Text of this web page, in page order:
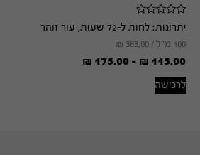
יתרונות: לחות ל-72 שעות, עור זוהר
100 מ"ל / ₪ 383.00
₪ 115.00
-
₪ 175.00
לרכישה